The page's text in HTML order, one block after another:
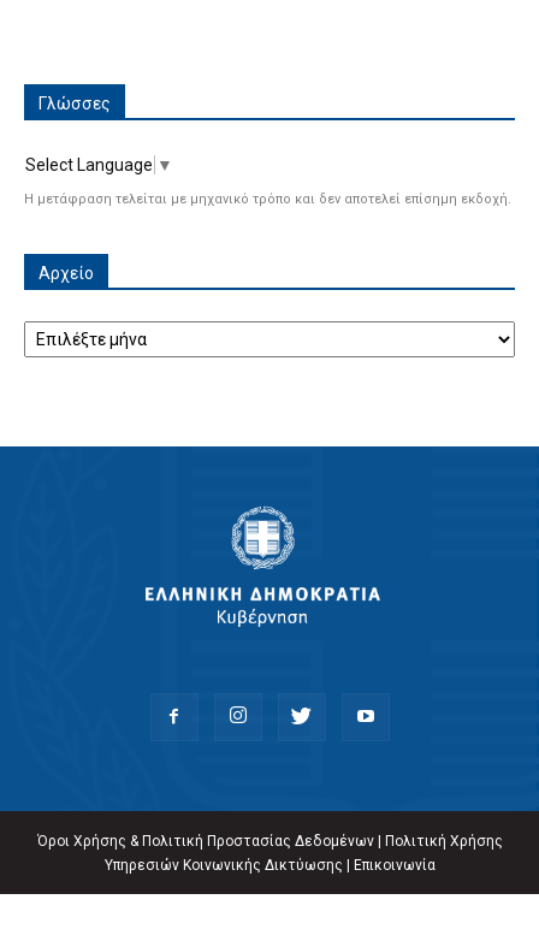
Γλώσσες
Select Language ▼
Η μετάφραση τελείται με μηχανικό τρόπο και δεν αποτελεί επίσημη εκδοχή.
Αρχείο
Αρχείο
Όροι Χρήσης & Πολιτική Προστασίας Δεδομένων| Πολιτική Χρήσης
Υπηρεσιών Κοινωνικής Δικτύωσης | Επικοινωνία